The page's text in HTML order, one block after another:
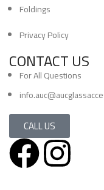
Foldings
Privacy Policy
CONTACT US
For All Questions
CALL US
Copyright 2024 All